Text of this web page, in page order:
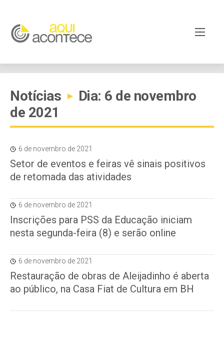
Notícias ▸
Dia: 6 de novembro
de 2021
6 de novembro de 2021
Setor de eventos e feiras vê sinais positivos
de retomada das atividades
6 de novembro de 2021
Inscrições para PSS da Educação iniciam
nesta segunda-feira (8) e serão online
6 de novembro de 2021
Restauração de obras de Aleijadinho é aberta
ao público, na Casa Fiat de Cultura em BH